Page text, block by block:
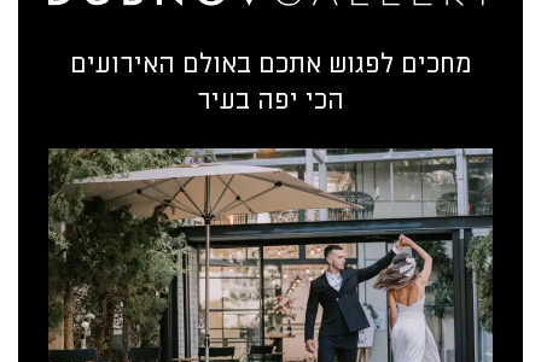
מחכים לפגוש אתכם באולם האירועים
הכי יפה בעיר